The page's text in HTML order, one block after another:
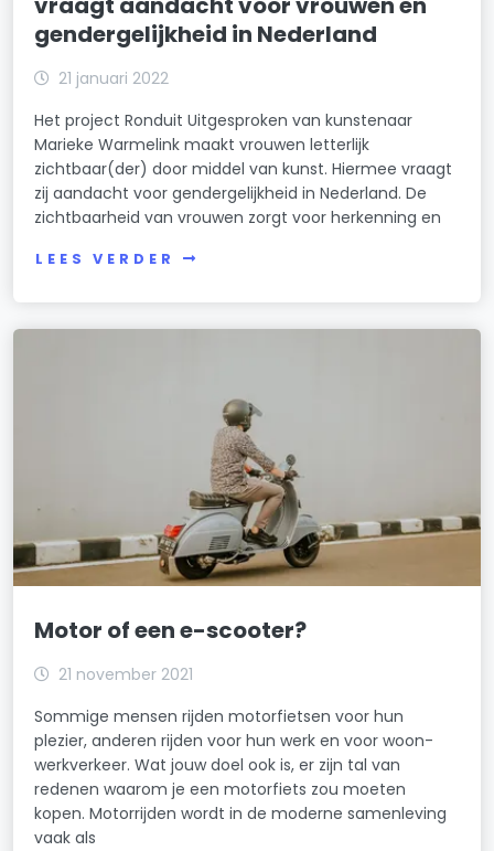
gendergelijkheid in Nederland
21 januari 2022
Het project Ronduit Uitgesproken van kunstenaar
Marieke Warmelink maakt vrouwen letterlijk
zichtbaar(der) door middel van kunst. Hiermee vraagt
zij aandacht voor gendergelijkheid in Nederland. De
zichtbaarheid van vrouwen zorgt voor herkenning en
LEES VERDER
Motor of een e-scooter?
21 november 2021
Sommige mensen rijden motorfietsen voor hun
plezier, anderen rijden voor hun werk en voor woon-
werkverkeer. Wat jouw doel ook is, er zijn tal van
redenen waarom je een motorfiets zou moeten
kopen. Motorrijden wordt in de moderne samenleving
vaak als